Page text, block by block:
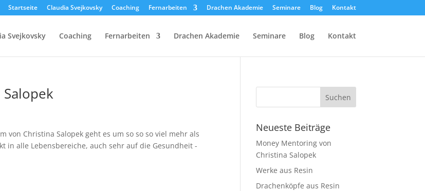
Startseite Claudia Svejkovsky Coaching Fernarbeiten Drachen Akademie Seminare Blog Kontakt
Svejkovsky Coaching Fernarbeiten Drachen Akademie Seminare Blog Kontakt
von Christina Salopek geht es um so so so viel mehr als
in alle Lebensbereiche, auch sehr auf die Gesundheit -
Neueste Beiträge
Money Mentoring von
Christina Salopek
Werke aus Resin
Drachenköpfe aus Resin